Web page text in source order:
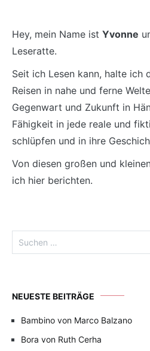
Hey, mein Name ist Yvonne
Leseratte.
Seit ich Lesen kann, halte ich
Reisen in nahe und ferne
Gegenwart und Zukunft in
Fähigkeit in jede reale und
schlüpfen und in ihre
Von diesen großen und
ich hier berichten.
nach:
NEUESTE BEITRÄGE
Bambino von Marco Balzano
Bora von Ruth Cerha